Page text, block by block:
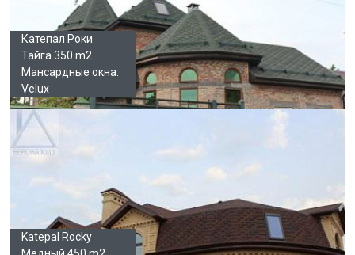
Катепал Роки
Тайга 350 m2
Мансардные окна:
Velux
Katepal Rocky